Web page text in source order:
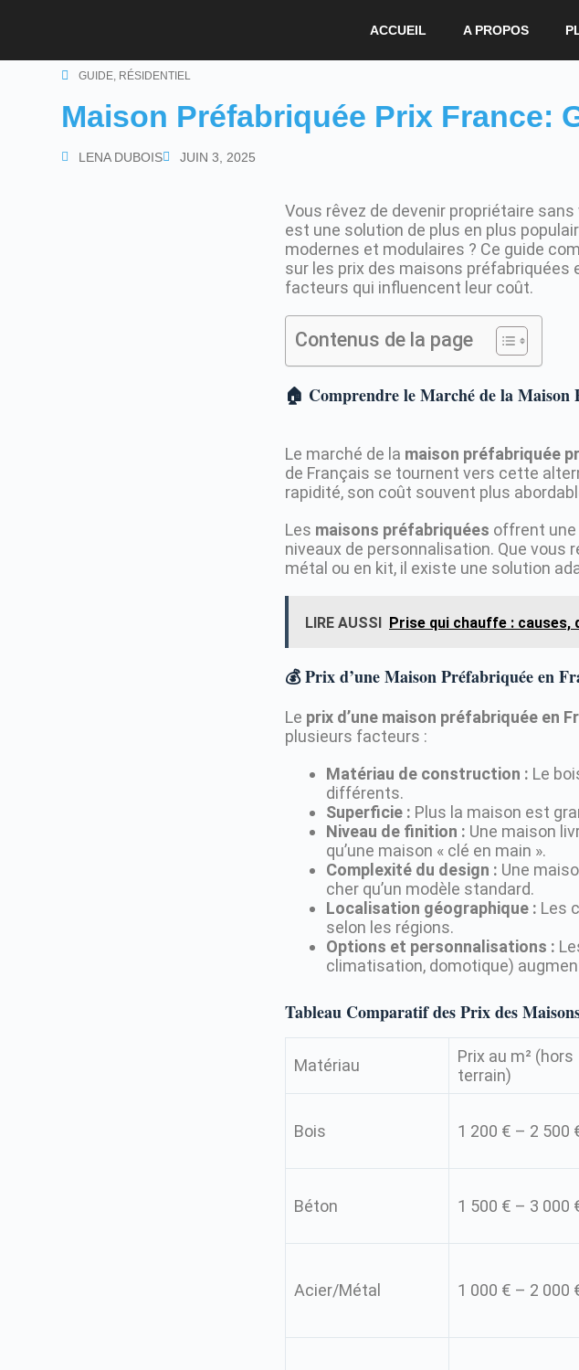
ACCUEIL A PROPOS
GUIDE, RÉSIDENTIEL
Maison Préfabriquée Prix France:
LENA DUBOIS JUIN 3, 2025
Vous rêvez de devenir propriétaire sans
est une solution de plus en plus
modernes et modulaires ? Ce guide
sur les prix des maisons
facteurs qui influencent leur coût.
Contenus de la page
🏠 Comprendre le Marché de la Maison
Le marché de la maison préfabriquée
de Français se tournent vers cette
rapidité, son coût souvent plus
Les maisons préfabriquées offrent une
niveaux de personnalisation. Que vous
métal ou en kit, il existe une solution
LIRE AUSSI Prise qui chauffe :
💰 Prix d’une Maison Préfabriquée en
Le prix d’une maison préfabriquée en
plusieurs facteurs :
Matériau de construction : Le
différents.
Superficie : Plus la maison est
Niveau de finition : Une maison
qu’une maison « clé en main ».
Complexité du design : Une
cher qu’un modèle standard.
Localisation géographique : Les
selon les régions.
Options et personnalisations :
climatisation, domotique)
Tableau Comparatif des Prix des
Matériau
Prix au m² (hors
terrain)
Bois 1 200 € – 2 500
Béton 1 500 € – 3 000
Acier/Métal 1 000 € – 2 000